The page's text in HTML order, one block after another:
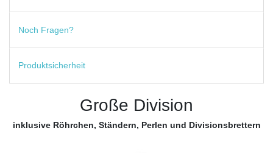
Noch Fragen?
Produktsicherheit
Große Division
inklusive Röhrchen, Ständern, Perlen und Divisionsbrettern